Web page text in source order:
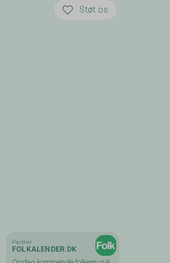
Støt os
Partner
FOLKALENDER.DK